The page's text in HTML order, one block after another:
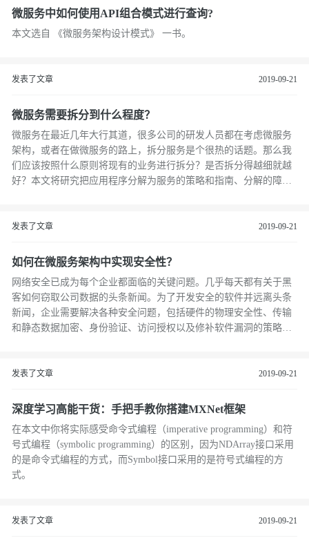
微服务中如何使用API组合模式进行查询?
本文选自 《微服务架构设计模式》 一书。
发表了文章 2019-09-21
微服务需要拆分到什么程度？
微服务在最近几年大行其道，很多公司的研发人员都在考虑微服务
架构，或者在做微服务的路上，拆分服务是个很热的话题。那么我
们应该按照什么原则将现有的业务进行拆分？是否拆分得越细就越
好？本文将研究把应用程序分解为服务的策略和指南、分解的障碍
发表了文章 2019-09-21
如何在微服务架构中实现安全性？
网络安全已成为每个企业都面临的关键问题。几乎每天都有关于黑
客如何窃取公司数据的头条新闻。为了开发安全的软件并远离头条
新闻，企业需要解决各种安全问题，包括硬件的物理安全性、传输
和静态数据加密、身份验证、访问授权以及修补软件漏洞的策略，
发表了文章 2019-09-21
深度学习高能干货：手把手教你搭建MXNet框架
在本文中你将实际感受命令式编程（imperative programming）和符
号式编程（symbolic programming）的区别，因为NDArray接口采用
的是命令式编程的方式，而Symbol接口采用的是符号式编程的方
式。
发表了文章 2019-09-21